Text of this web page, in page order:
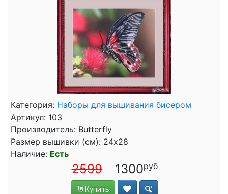
Категория: Наборы для вышивания бисером
Артикул: 103
Производитель: Butterfly
Размер вышивки (см): 24x28
Наличие: Есть
2599 1300
Купить